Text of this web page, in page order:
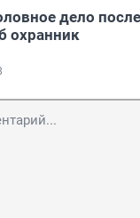
дело
охранник